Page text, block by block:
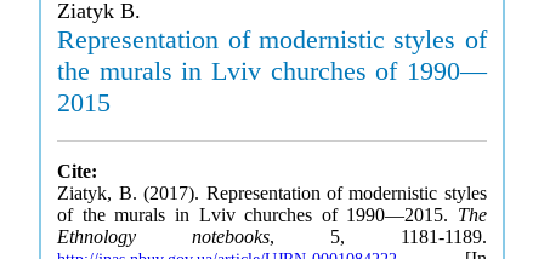
Ziatyk B.
Representation of modernistic styles of
the murals in Lviv churches of 1990—
2015
Cite:
Ziatyk, B. (2017). Representation of modernistic styles
of the murals in Lviv churches of 1990—2015. The
Ethnology notebooks, 5, 1181-1189.